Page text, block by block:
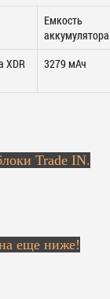
Емкость
аккумулятора
XDR
3279 мАч
Trade IN.
еще ниже!